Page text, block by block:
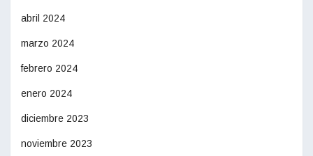
abril 2024
marzo 2024
febrero 2024
enero 2024
diciembre 2023
noviembre 2023